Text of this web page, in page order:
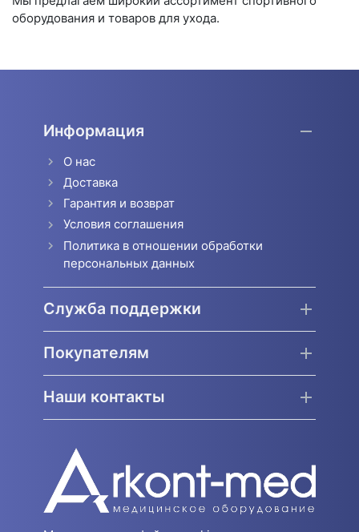
оборудования и товаров для ухода.
Информация
О нас
Доставка
Гарантия и возврат
Условия соглашения
Политика в отношении обработки
персональных данных
Служба поддержки
Покупателям
Наши контакты